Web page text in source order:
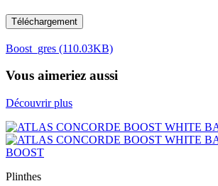
Téléchargement
Boost_gres (110.03KB)
Vous aimeriez aussi
Découvrir plus
BOOST
Plinthes